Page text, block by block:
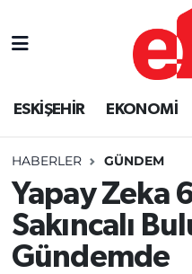
ESKİŞEHİR EKONOMİ
HABERLER GÜNDEM
Yapay Zeka
Sakıncalı
Gündemde